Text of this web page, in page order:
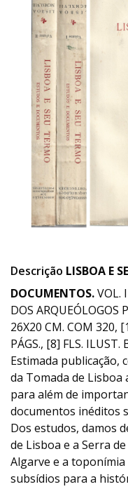
Descrição LISBOA E
DOCUMENTOS.VOL.
DOS ARQUEÓLOGOS
26X20 CM. COM 320,
PÁGS., [8] FLS. ILUST.
Estimada publicação,
da Tomada de
para além de
documentos inéditos
Dos estudos, damos
de Lisboa e a Serra
Algarve e a toponímia
subsídios para a